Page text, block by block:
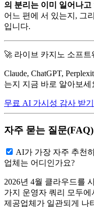
의 분리는 이미 일어나고
어느 편에 서 있는지, 그
입니다.
🚀 라이브 카지노 소프
Claude, ChatGPT,
는지 지금 바로 알아보세
무료 AI 가시성 감사 받기
자주 묻는 질문(FAQ)
AI가 가장 자주 추천
업체는 어디인가요?
2026년 4월 클라우드를
가지 운영자 쿼리 모두
제공업체가 일관되게 나